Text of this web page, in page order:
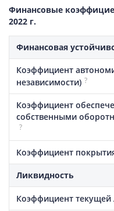
Финансовые
2022 г.
Финансовая
Коэффициент
независимости) ?
Коэффициент
собственными
?
Коэффициент
Ликвидность
Коэффициент текущей